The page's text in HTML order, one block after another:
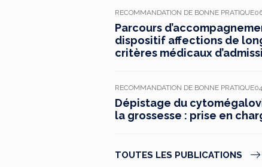
RECOMMANDATION DE BONNE PRATIQUE
Parcours
dispositif affections de
critères médicaux
RECOMMANDATION DE BONNE PRATIQUE
Dépistage du
la grossesse : prise en
TOUTES LES PUBLICATIONS